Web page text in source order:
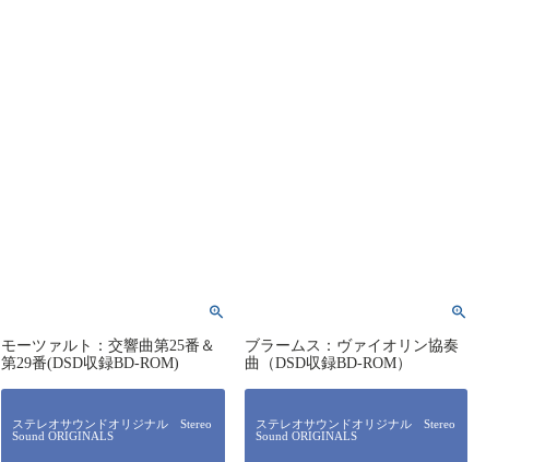
モーツァルト：交響曲第25番＆
第29番(DSD収録BD-ROM)
ステレオサウンドオリジナル Stereo
Sound ORIGINALS
ブラームス：ヴァイオリン協奏
曲（DSD収録BD-ROM）
ステレオサウンドオリジナル Stereo
Sound ORIGINALS